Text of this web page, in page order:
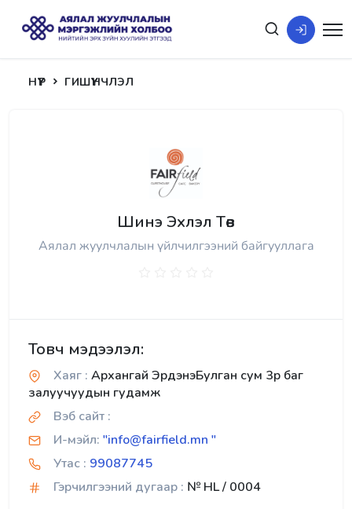
НҮҮР ГИШҮҮНЧЛЭЛ
Шинэ Эхлэл Төв
Аялал жуулчлалын үйлчилгээний байгууллага
Товч мэдээлэл:
Хаяг : Архангай ЭрдэнэБулган сум 3р баг
залуучуудын гудамж
Вэб сайт :
И-мэйл: "info@fairfield.mn "
Утас : 99087745
Гэрчилгээний дугаар : № HL / 0004